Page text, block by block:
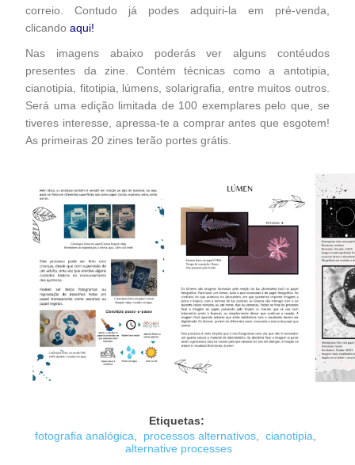
correio. Contudo já podes adquiri-la em pré-venda,
clicandoaqui!
Nas imagens abaixo poderás ver alguns contéudos
presentes da zine. Contém técnicas como a antotipia,
cianotipia, fitotipia, lúmens, solarigrafia, entre muitos outros.
Será uma edição limitada de 100 exemplares pelo que, se
tiveres interesse, apressa-te a comprar antes que esgotem!
As primeiras 20 zines terão portes grátis.
Etiquetas:
fotografia analógica
processos alternativos cianotipia
alternative processes